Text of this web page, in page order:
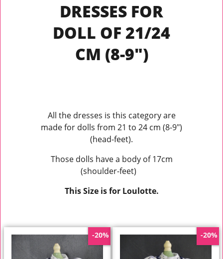
DRESSES FOR
DOLL OF 21/24
CM (8-9")
All the dresses is this category are
made for dolls from 21 to 24 cm (8-9")
(head-feet).
Those dolls have a body of 17cm
(shoulder-feet)
This Size is for Loulotte.
-20% -20%